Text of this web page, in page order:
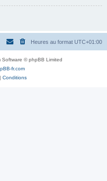
Heures au format UTC+01:00
Software © phpBB Limited
fr.com
| Conditions